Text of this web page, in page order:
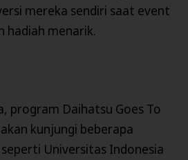
mereka sendiri saat event
hadiah menarik.
program Daihatsu Goes To
kunjungi beberapa
Universitas Indonesia